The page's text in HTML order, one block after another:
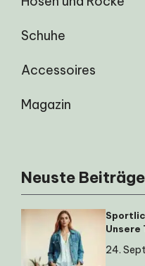
Schuhe
Accessoires
Magazin
Neuste Beiträge
Unsere
24.